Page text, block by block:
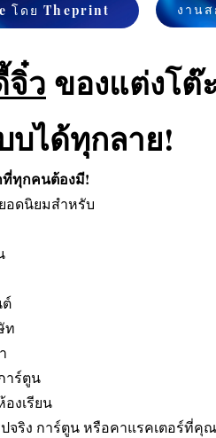
โดย Theprint งาน
ว ของแต่งโต๊
ได้ทุกลาย!
ที่ทุกคนต้องมี!
อดนิยมสำหรับ
ต์
ท
าร์ตูน
งเรียน
จริง การ์ตูน หรือคาแรคเตอร์ที่คุ